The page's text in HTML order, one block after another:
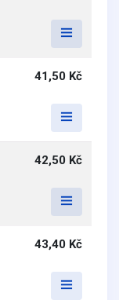
41,50 Kč
42,50 Kč
43,40 Kč